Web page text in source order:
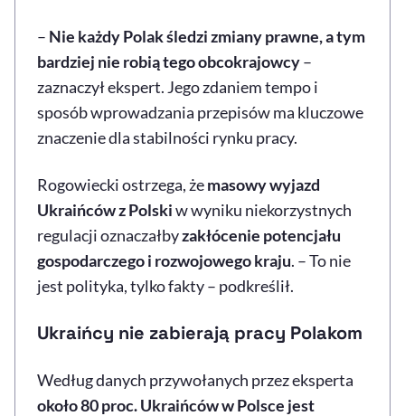
– Nie każdy Polak śledzi zmiany prawne, a tym
bardziej nie robią tego obcokrajowcy–
zaznaczył ekspert. Jego zdaniem tempo i
sposób wprowadzania przepisów ma kluczowe
znaczenie dla stabilności rynku pracy.
Rogowiecki ostrzega, żemasowy wyjazd
Ukraińców z Polskiw wyniku niekorzystnych
regulacji oznaczałbyzakłócenie potencjału
gospodarczego i rozwojowego kraju. – To nie
jest polityka, tylko fakty – podkreślił.
Ukraińcy nie zabierają pracy Polakom
Według danych przywołanych przez eksperta
około 80 proc. Ukraińców w Polsce jest